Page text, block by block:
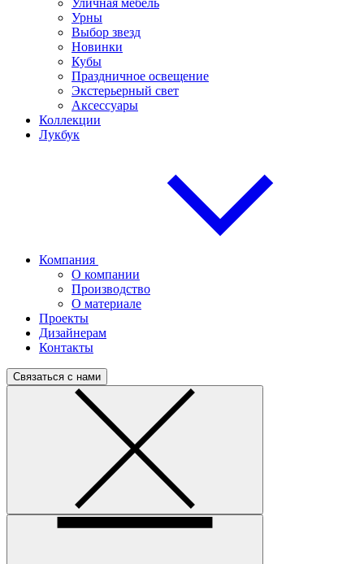
Уличная мебель
Урны
Выбор звезд
Новинки
Кубы
Праздничное освещение
Экстерьерный свет
Аксессуары
Коллекции
Лукбук
Компания
О компании
Производство
О материале
Проекты
Дизайнерам
Контакты
Связаться с нами